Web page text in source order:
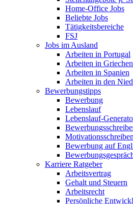
Home-Office Jobs
Beliebte Jobs
Tätigkeitsbereiche
FSJ
Jobs im Ausland
Arbeiten in Portugal
Arbeiten in
Arbeiten in Spanien
Arbeiten in den
Bewerbungstipps
Bewerbung
Lebenslauf
Lebenslauf-
Motivationsschreiben
Bewerbung auf
Karriere Ratgeber
Arbeitsvertrag
Gehalt und Steuern
Arbeitsrecht
Persönliche